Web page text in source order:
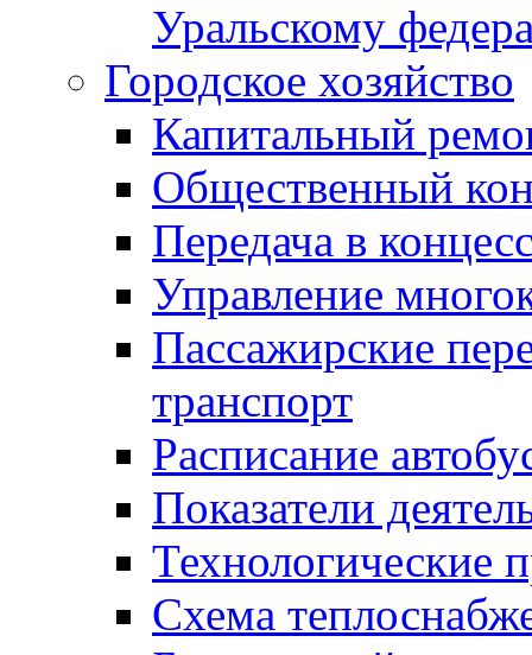
Уральскому
Городское хозяйство
Капитальный
Общественный
Передача в
Управление
Пассажирские
транспорт
Расписание
Показатели
Технологические
Схема